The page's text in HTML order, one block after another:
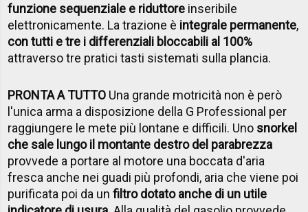
funzione sequenziale e riduttore inseribile
elettronicamente. La trazione è integrale permanente,
con tutti e tre i differenziali bloccabili al 100%
attraverso tre pratici tasti sistemati sulla plancia.
PRONTA A TUTTO Una grande motricità non è però
l'unica arma a disposizione della G Professional per
raggiungere le mete più lontane e difficili. Uno snorkel
che sale lungo il montante destro del parabrezza
provvede a portare al motore una boccata d'aria
fresca anche nei guadi più profondi, aria che viene poi
purificata poi da unfiltro dotato anche di un utile